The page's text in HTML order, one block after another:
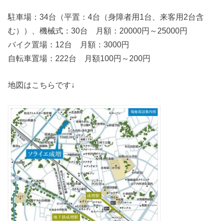
駐車場：34台（平置：4台（身障者用1台、来客用2台含
む））、機械式：30台 月額：20000円～25000円
バイク置場：12台 月額：3000円
自転車置場：222台 月額100円～200円
地図はこちらです↓